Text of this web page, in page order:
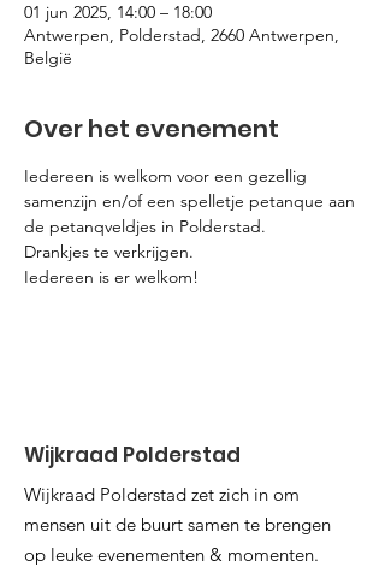
01 jun 2025, 14:00 – 18:00
Antwerpen, Polderstad, 2660 Antwerpen,
België
Over het evenement
Iedereen is welkom voor een gezellig
samenzijn en/of een spelletje petanque aan
de petanqveldjes in Polderstad.
Drankjes te verkrijgen.
Iedereen is er welkom!
Wijkraad Polderstad
Wijkraad Polderstad zet zich in om
mensen uit de buurt samen te brengen
op leuke evenementen & momenten.